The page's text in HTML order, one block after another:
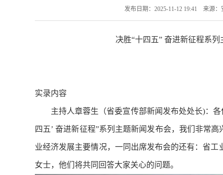
发布日期：2025-11-12 19:41 来源：
决胜“十四五” 奋进新征程系
实录内容
主持人章蓉生（省委宣传部新闻发布处处长)：
四五’ 奋进新征程”系列主题新闻发布会，我们非常
业经济发展主要情况，一同出席发布会的还有：省
女士，他们将共同回答大家关心的问题。